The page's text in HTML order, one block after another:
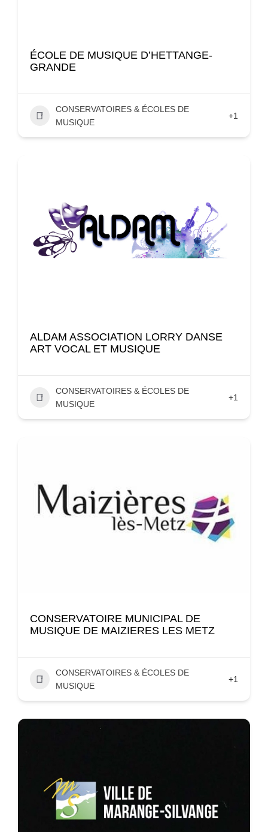
ÉCOLE DE MUSIQUE D’HETTANGE-
GRANDE
CONSERVATOIRES & ÉCOLES DE
MUSIQUE
+1
ALDAM ASSOCIATION LORRY DANSE
ART VOCAL ET MUSIQUE
CONSERVATOIRES & ÉCOLES DE
MUSIQUE
+1
CONSERVATOIRE MUNICIPAL DE
MUSIQUE DE MAIZIERES LES METZ
CONSERVATOIRES & ÉCOLES DE
MUSIQUE
+1